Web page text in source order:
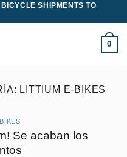
SHIPMENTS TO
0
LITTIUM E-BIKES
Se acaban los